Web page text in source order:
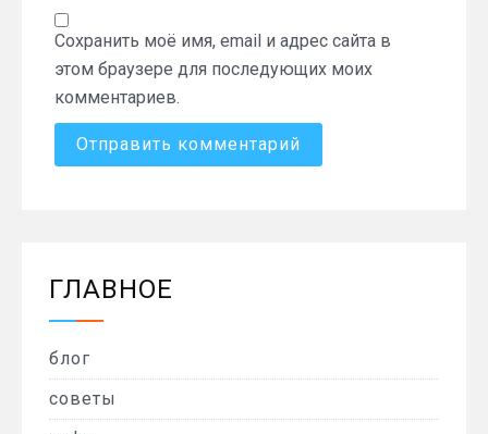
Сохранить моё имя, email и адрес сайта в
этом браузере для последующих моих
комментариев.
ГЛАВНОЕ
блог
советы